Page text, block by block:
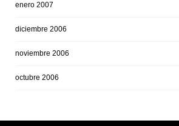
enero 2007
diciembre 2006
noviembre 2006
octubre 2006